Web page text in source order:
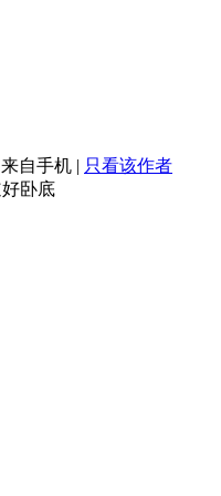
来自手机 | 只看该作者
卧底